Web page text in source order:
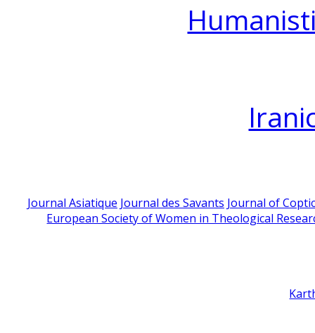
Journal Asiatique Journal des Savants Journal of
European Society of Women in Theological